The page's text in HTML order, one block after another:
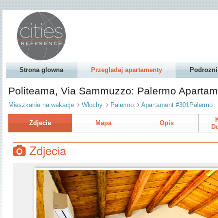
Strona glowna Przegladaj apartamenty Podrozni
Politeama, Via Sammuzzo: Palermo
Mieszkanie na wakacje Wlochy Palermo Apartament #301Palermo
Zdjecia Mapa Opis
Zdjecia